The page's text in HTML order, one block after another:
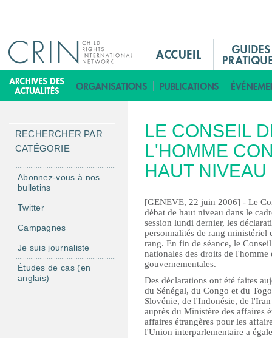
i
n
e
n
u
F
i
LE CONSEIL
L'HOMME
HAUT NIVEAU
[GENEVE, 22 juin 2006] - Le
débat de haut niveau dans le
session lundi dernier, les
personnalités de rang ministériel
rang. En fin de séance, le
nationales des droits de l'homme
gouvernementales.
Des déclarations ont été faites
du Sénégal, du Congo et du
Slovénie, de l'Indonésie, de
auprès du Ministère des affaires
affaires étrangères pour les
l'Union interparlementaire a
RECHERCHER PAR
CATÉGORIE
Abonnez-vous à nos
bulletins
Twitter
Campagnes
Je suis journaliste
Études de cas (en
anglais)